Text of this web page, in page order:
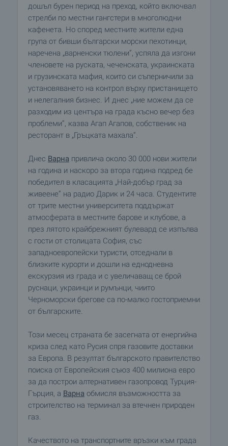
дошъл бурен период на преход, който включвал
стрелби по местни гангстери в многолюдни
кафенета. Но според местните жители една
група от бивши български морски пехотинци,
наречена „варненски тюлени”, успяла да изгони
членовете на руската, чеченската, украинската
и грузинската мафия, които си съперничили за
установяването на контрол върху пристанището
и нелегалния бизнес. И днес „ние можем да се
разходим из центъра на града късно вечер без
проблеми”, казва Агап Агапов, собственик на
ресторант в „Гръцката махала”.
Днес Варна привлича около 30 000 нови жители
на година и наскоро за втора година подред бе
победител в класацията „Най-добър град за
живеене” на радио Дарик и 24 часа. Студентите
от трите местни университета поддържат
атмосферата в местните барове и клубове, а
през лятото крайбрежният булевард се изпълва
с гости от столицата София, със
западноевропейски туристи, отседнали в
близките курорти и дошли на еднодневна
екскурзия из града и с увеличаващ се брой
руснаци, украинци и румънци, чиито
Черноморски брегове са по-малко гостоприемни
от българските.
Този месец страната бе засегната от енергийна
криза след като Русия спря газовите доставки
за Европа. В резултат българското правителство
поиска от Европейския съюз 400 милиона евро
за да построи алтернативен газопровод Турция-
Гърция, а Варна обмисля възможността за
строителство на терминал за втечнен природен
газ.
Качеството на транспортните връзки към града